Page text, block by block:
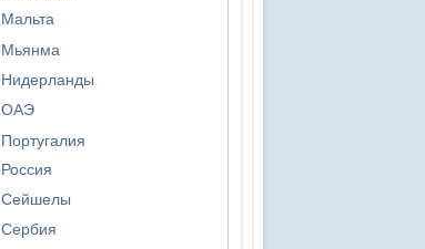
Мальта
Мьянма
Нидерланды
ОАЭ
Португалия
Россия
Сейшелы
Сербия